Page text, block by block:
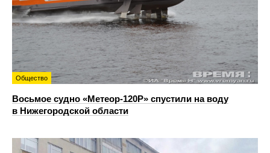
Общество
Восьмое судно «Метеор-120Р» спустили на воду
в Нижегородской области